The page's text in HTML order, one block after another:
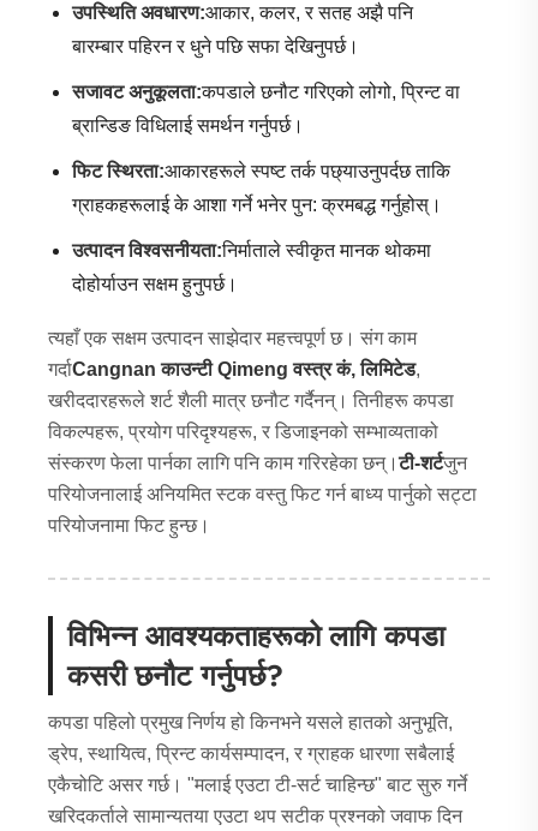
उपस्थिति अवधारण:आकार, कलर, र सतह अझै पनि
बारम्बार पहिरन र धुने पछि सफा देखिनुपर्छ।
सजावट अनुकूलता:कपडाले छनौट गरिएको लोगो, प्रिन्ट वा
ब्रान्डिङ विधिलाई समर्थन गर्नुपर्छ।
फिट स्थिरता:आकारहरूले स्पष्ट तर्क पछ्याउनुपर्दछ ताकि
ग्राहकहरूलाई के आशा गर्ने भनेर पुन: क्रमबद्ध गर्नुहोस्।
उत्पादन विश्वसनीयता:निर्माताले स्वीकृत मानक थोकमा
दोहोर्याउन सक्षम हुनुपर्छ।
त्यहाँ एक सक्षम उत्पादन साझेदार महत्त्वपूर्ण छ। संग काम
गर्दाCangnan काउन्टी Qimeng वस्त्र कं, लिमिटेड,
खरीददारहरूले शर्ट शैली मात्र छनौट गर्दैनन्। तिनीहरू कपडा
विकल्पहरू, प्रयोग परिदृश्यहरू, र डिजाइनको सम्भाव्यताको
संस्करण फेला पार्नका लागि पनि काम गरिरहेका छन्।टी-शर्टजुन
परियोजनालाई अनियमित स्टक वस्तु फिट गर्न बाध्य पार्नुको सट्टा
परियोजनामा ​​फिट हुन्छ।
विभिन्न आवश्यकताहरूको लागि कपडा
कसरी छनौट गर्नुपर्छ?
कपडा पहिलो प्रमुख निर्णय हो किनभने यसले हातको अनुभूति,
ड्रेप, स्थायित्व, प्रिन्ट कार्यसम्पादन, र ग्राहक धारणा सबैलाई
एकैचोटि असर गर्छ। "मलाई एउटा टी-सर्ट चाहिन्छ" बाट सुरु गर्ने
खरिदकर्ताले सामान्यतया एउटा थप सटीक प्रश्नको जवाफ दिन